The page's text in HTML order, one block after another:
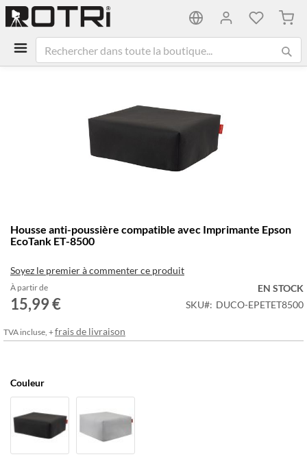
Mon
au
début
la
Galerie
d’images
Housse anti-poussière compatible avec Imprimante Epson
EcoTank ET-8500
Soyez le premier à commenter ce produit
À partir de
15,99 €
EN STOCK
SKU
DUCO-EPETET8500
TVA incluse, +frais de livraison
Couleur